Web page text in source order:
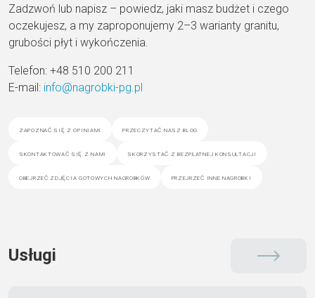
Zadzwoń lub napisz – powiedz, jaki masz budżet i czego
oczekujesz, a my zaproponujemy 2–3 warianty granitu,
grubości płyt i wykończenia.
Telefon: +48 510 200 211
E-mail: info@nagrobki-pg.pl
zapoznać się z opiniami przeczytać nasz blog
skontaktować się z nami skorzystać z bezpłatnej konsultacji
obejrzeć zdjęcia gotowych nagrobków przejrzeć inne nagrobki
Usługi